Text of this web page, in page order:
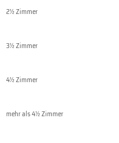
2½ Zimmer
3½ Zimmer
4½ Zimmer
mehr als 4½ Zimmer